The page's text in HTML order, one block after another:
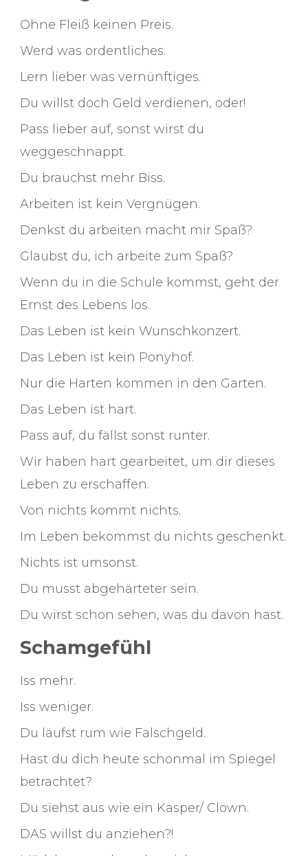
Ohne Fleiß keinen Preis.
Werd was ordentliches.
Lern lieber was vernünftiges.
Du willst doch Geld verdienen, oder!
Pass lieber auf, sonst wirst du
weggeschnappt.
Du brauchst mehr Biss.
Arbeiten ist kein Vergnügen.
Denkst du arbeiten macht mir Spaß?
Glaubst du, ich arbeite zum Spaß?
Wenn du in die Schule kommst, geht der
Ernst des Lebens los.
Das Leben ist kein Wunschkonzert.
Das Leben ist kein Ponyhof.
Nur die Harten kommen in den Garten.
Das Leben ist hart.
Pass auf, du fällst sonst runter.
Wir haben hart gearbeitet, um dir dieses
Leben zu erschaffen.
Von nichts kommt nichts.
Im Leben bekommst du nichts geschenkt.
Nichts ist umsonst.
Du musst abgehärteter sein.
Du wirst schon sehen, was du davon hast.
Schamgefühl
Iss mehr.
Iss weniger.
Du läufst rum wie Falschgeld.
Hast du dich heute schonmal im Spiegel
betrachtet?
Du siehst aus wie ein Kasper/ Clown.
DAS willst du anziehen?!